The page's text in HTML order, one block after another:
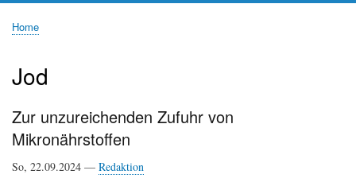
Home
Jod
Zur unzureichenden Zufuhr von
Mikronährstoffen
So, 22.09.2024 — Redaktion